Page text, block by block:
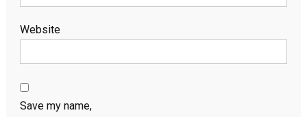
Website
Save my name,